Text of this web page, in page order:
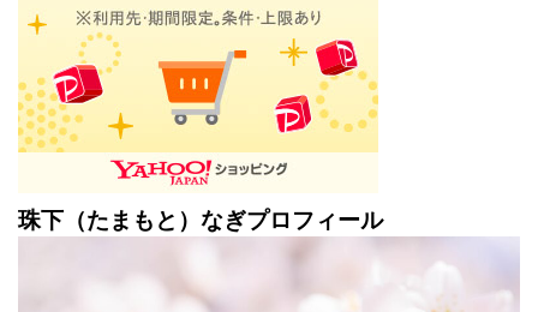
珠下（たまもと）なぎプロフィール